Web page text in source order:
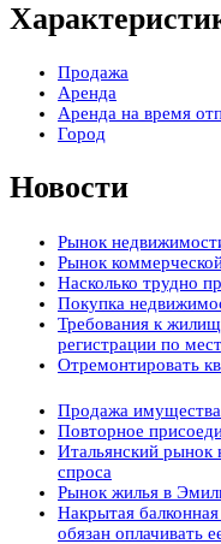
Продажа
Аренда
Аренда на время
Город
Новости
Рынок
Рынок
Насколько трудно
Покупка
Требования к
регистрации по
Отремонтировать
Продажа имущества
Повторное
Итальянский рынок
спроса
Рынок жилья в
Накрытая
обязан оплачивать